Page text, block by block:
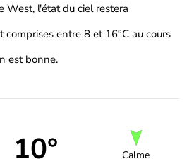
West, l'état du ciel restera
comprises entre 8 et 16°C au cours
est bonne.
10° Calme